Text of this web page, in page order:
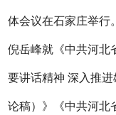
体会议在石家庄举行
倪岳峰就《中共河北
要讲话精神 深入推
论稿）》《中共河北